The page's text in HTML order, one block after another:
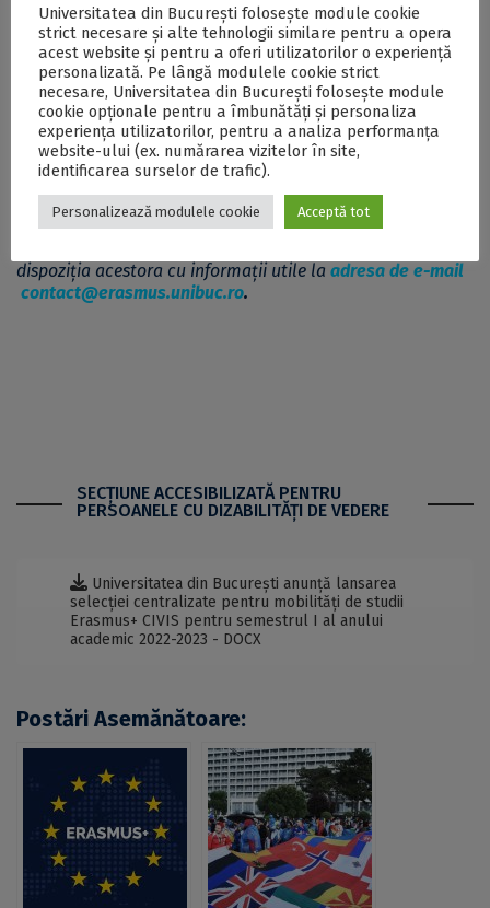
instituția gazdă oferă cursurile în format online,
prezența fizică în țara gazdă este o condiție obligatorie
de finanțare și de recunoaștere oficială a mobilității
Erasmus. Mobilitățile de studii Erasmus oferă
oportunitatea de participare la cursuri și examene în
universitatea parteneră, iar finalizarea stagiilor cu note
și credite este o condiție pentru validarea și
recunoașterea integrală a rezultatelor obținute.
Biroul Erasmus+ al Universității din București sprijină
dispoziția acestora cu informații utile la adresa de e-mail
contact@erasmus.unibuc.ro.
SECŢIUNE ACCESIBILIZATĂ PENTRU
PERSOANELE CU DIZABILITĂŢI DE VEDERE
Universitatea din București anunță lansarea
selecției centralizate pentru mobilități de studii
Erasmus+ CIVIS pentru semestrul I al anului
academic 2022-2023 - DOCX
Postări Asemănătoare:
Universitatea din București folosește module cookie
strict necesare și alte tehnologii similare pentru a opera
acest website și pentru a oferi utilizatorilor o experiență
personalizată. Pe lângă modulele cookie strict
necesare, Universitatea din București folosește module
cookie opționale pentru a îmbunătăți și personaliza
experiența utilizatorilor, pentru a analiza performanța
website-ului (ex. numărarea vizitelor în site,
identificarea surselor de trafic).
Personalizează modulele cookie Acceptă tot